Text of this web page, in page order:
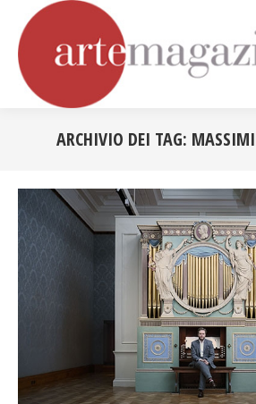
ARCHIVIO DEI TAG: